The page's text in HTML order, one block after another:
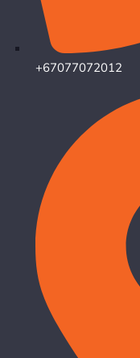
+67077072012